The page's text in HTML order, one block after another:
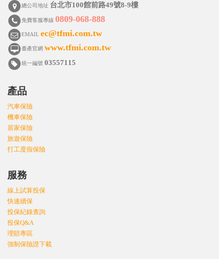
總公司地址 台北市100館前路49號8-9樓
免費客服專線0809-068-888
EMAILec@tfmi.com.tw
臺產官網www.tfmi.com.tw
統一編號03557115
產品
汽車保險
機車保險
居家保險
旅遊保險
打工度假保險
服務
線上試算投保
快速續保
投保紀錄查詢
投保Q&A
理賠專區
強制保險證下載